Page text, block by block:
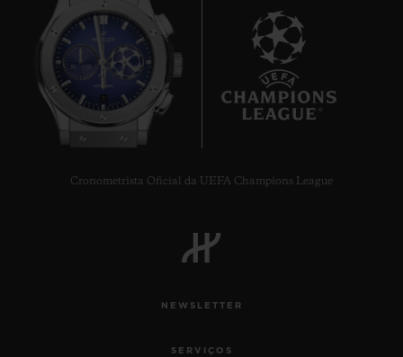
7
Cronometrista Oficial da UEFA Champions League
NEWSLETTER
SERVIÇOS